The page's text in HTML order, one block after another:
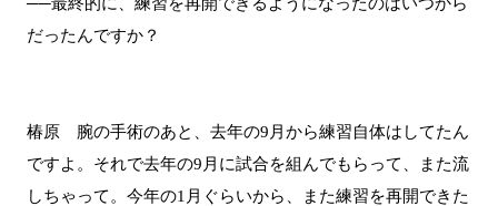
だったんですか？
椿原 腕の手術のあと、去年の9月から練習自体はしてたん
ですよ。それで去年の9月に試合を組んでもらって、また流
しちゃって。今年の1月ぐらいから、また練習を再開できた